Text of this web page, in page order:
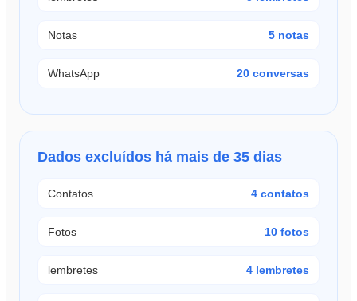
Notas 5 notas
WhatsApp 20 conversas
Dados excluídos há mais de 35 dias
Contatos 4 contatos
Fotos 10 fotos
lembretes 4 lembretes